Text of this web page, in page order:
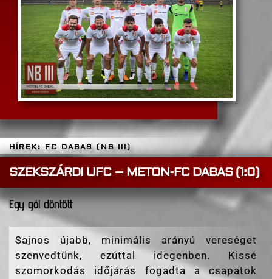
HÍREK: FC DABAS (NB III)
SZEKSZÁRDI UFC – METON-FC DABAS (1:0)
Egy gól döntött
Sajnos újabb, minimális arányú vereséget
szenvedtünk, ezúttal idegenben. Kissé
szomorkodás időjárás fogadta a csapatok